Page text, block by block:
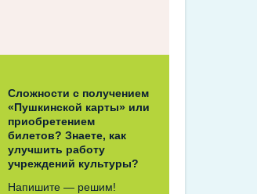
Сложности с получением
«Пушкинской карты» или
приобретением
билетов? Знаете, как
улучшить работу
учреждений культуры?
Напишите — решим!